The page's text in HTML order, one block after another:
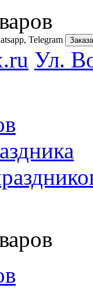
Telegram
Ул.